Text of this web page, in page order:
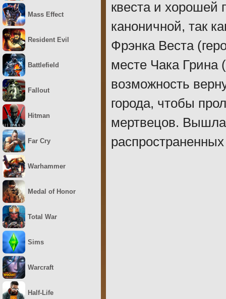
квеста и хорошей
каноничной, так
Фрэнка Веста
месте Чака Грина
возможность
города, чтобы
мертвецов. Вышла
Mass Effect
Resident Evil
Battlefield
Fallout
Hitman
Far Cry
Warhammer
Medal of Honor
Total War
Sims
Warcraft
Half-Life